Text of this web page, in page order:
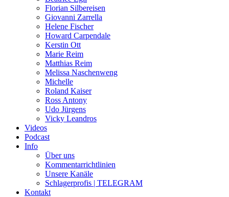
Florian Silbereisen
Giovanni Zarrella
Helene Fischer
Howard Carpendale
Kerstin Ott
Marie Reim
Matthias Reim
Melissa Naschenweng
Michelle
Roland Kaiser
Ross Antony
Udo Jürgens
Vicky Leandros
Videos
Podcast
Info
Über uns
Kommentarrichtlinien
Unsere Kanäle
Schlagerprofis | TELEGRAM
Kontakt